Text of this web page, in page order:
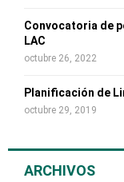
Convocatoria de
LAC
octubre 26, 2022
Planificación de
octubre 29, 2019
ARCHIVOS